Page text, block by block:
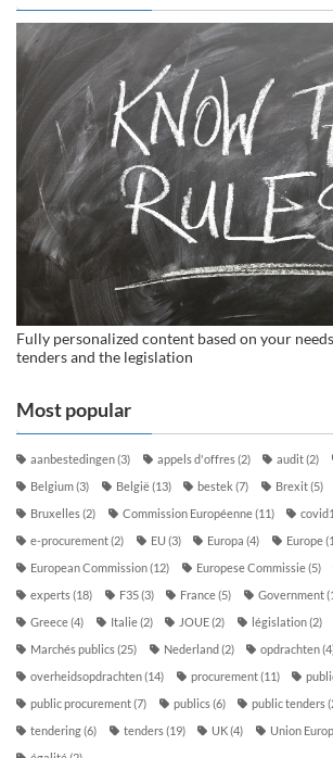
Fully personalized content based on your
tenders and the legislation
Most popular
aanbestedingen(3) appels d'offres(2) audit(2)
Belgium(3) België(13) bestek (7) Brexit(5)
Bruxelles(2) Commission Européenne(11)
e-procurement(2) EU(3) Europa (4) Europe
European Commission(12) Europese Commissie(5)
experts(18) F35(3) France(5) Government
Greece(4) Italie(2) JOUE(2) législation(2)
Marchés publics(25) Nederland (2) opdrachten
overheidsopdrachten(14) procurement(11)
public procurement(7) publics(6) public tenders
tendering(6) tenders(19) UK(4) Union